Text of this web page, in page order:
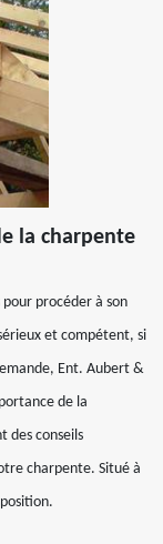
la charpente
procéder à son
et compétent, si
Ent. Aubert &
de la
des conseils
charpente. Situé à